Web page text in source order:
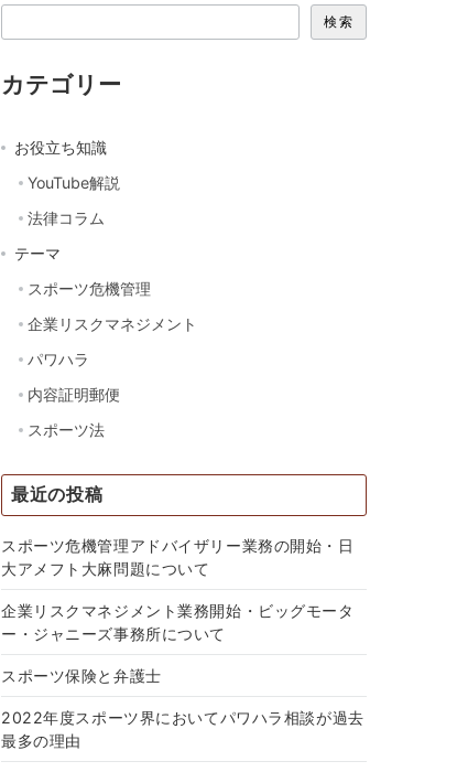
検索
カテゴリー
お役立ち知識
YouTube解説
法律コラム
テーマ
スポーツ危機管理
企業リスクマネジメント
パワハラ
内容証明郵便
スポーツ法
最近の投稿
スポーツ危機管理アドバイザリー業務の開始・日
大アメフト大麻問題について
企業リスクマネジメント業務開始・ビッグモータ
ー・ジャニーズ事務所について
スポーツ保険と弁護士
2022年度スポーツ界においてパワハラ相談が過去
最多の理由